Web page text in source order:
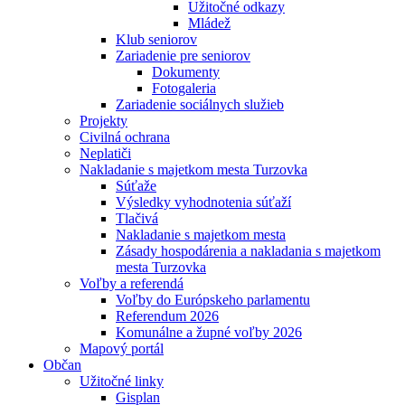
Užitočné odkazy
Mládež
Klub seniorov
Zariadenie pre seniorov
Dokumenty
Fotogaleria
Zariadenie sociálnych služieb
Projekty
Civilná ochrana
Neplatiči
Nakladanie s majetkom mesta Turzovka
Súťaže
Výsledky vyhodnotenia súťaží
Tlačivá
Nakladanie s majetkom mesta
Zásady hospodárenia a nakladania s majetkom
mesta Turzovka
Voľby a referendá
Voľby do Európskeho parlamentu
Referendum 2026
Komunálne a župné voľby 2026
Mapový portál
Občan
Užitočné linky
Gisplan